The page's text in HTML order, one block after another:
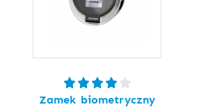
Zamek biometryczny